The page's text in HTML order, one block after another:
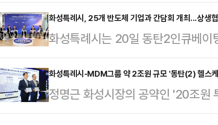
다문화가족 △아이돌봄서비스 지
전의식을 고취했다.연수에서는 심
재안전 교육 등 유치원 보육 현장에
이 진행돼 참가자들의 호응을 …
성 인민위원회 청사에서 자매결연
한 분야의 교류협력 확대를 공식화
협약 체결 이후 12년 만에 관계를
된다.이날 협약식에는 신상진 성남
부위원장(상임부성장) 등 양 도시
의장 및 시의원, …
화성특례시, 25개 반도체 기업과 간담회 개최...상생
화성특례시는 20일 동탄2인큐베이
및 임원을 초청해, 반도체산업 상생
개최했다고 밝혔다.이날 간담회는
야에 대한 기업들의 현장 목소리를
체계를 구축하기 위해 마련됐다.간
화성특례시-MDM그룹 약 2조원 규모 '동탄(2) 헬스
정명근 화성시장의 공약인 '20조원
19일 MDM그룹과 약 2조 원 규모